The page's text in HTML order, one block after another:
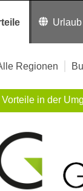
Regionen
Vorteile in der